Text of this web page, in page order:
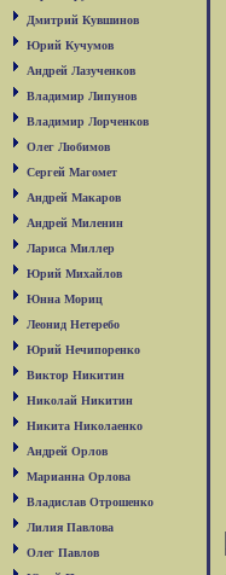
Дмитрий Кувшинов
Юрий Кучумов
Андрей Лазученков
Владимир Липунов
Владимир Лорченков
Олег Любимов
Сергей Магомет
Андрей Макаров
Андрей Миленин
Лариса Миллер
Юрий Михайлов
Юнна Мориц
Леонид Нетеребо
Юрий Нечипоренко
Виктор Никитин
Николай Никитин
Никита Николаенко
Андрей Орлов
Марианна Орлова
Владислав Отрошенко
Лилия Павлова
Олег Павлов